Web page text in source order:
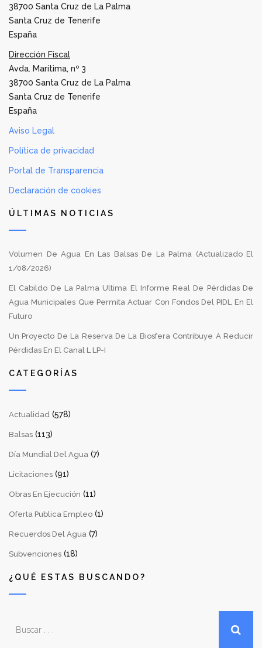
38700 Santa Cruz de La Palma
Santa Cruz de Tenerife
España
Dirección Fiscal
Avda. Marítima, nº 3
38700 Santa Cruz de La Palma
Santa Cruz de Tenerife
España
Aviso Legal
Política de privacidad
Portal de Transparencia
Declaración de cookies
ÚLTIMAS NOTICIAS
Volumen De Agua En Las Balsas De La Palma (Actualizado El
1/08/2026)
El Cabildo De La Palma Ultima El Informe Real De Pérdidas De
Agua Municipales Que Permita Actuar Con Fondos Del PIDL En El
Futuro
Un Proyecto De La Reserva De La Biosfera Contribuye A Reducir
Pérdidas En El Canal L LP-I
CATEGORÍAS
Actualidad (578)
Balsas (113)
Día Mundial Del Agua (7)
Licitaciones (91)
Obras En Ejecución (11)
Oferta Publica Empleo (1)
Recuerdos Del Agua (7)
Subvenciones (18)
¿QUÉ ESTAS BUSCANDO?